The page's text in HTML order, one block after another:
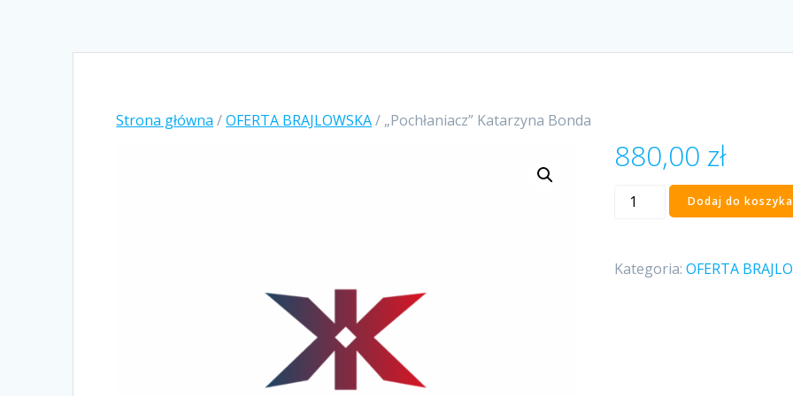
Strona główna /OFERTA BRAJLOWSKA/ „Pochłaniacz” Katarzyna Bonda
880,00 zł
ilość
„Pochłaniacz”
Dodaj do koszyka
Kategoria: OFERTA